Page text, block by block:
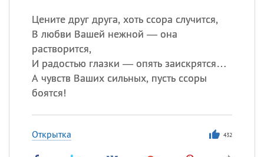
Цените друг друга, хоть ссора случится,
В любви Вашей нежной — она
растворится,
И радостью глазки — опять заискрятся…
А чувств Ваших сильных, пусть ссоры
боятся!
Открытка 432
07.08
Годовщина битвы при
Бояка
ИМЕНА
Все